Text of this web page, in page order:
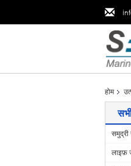
होम
लाइफ़